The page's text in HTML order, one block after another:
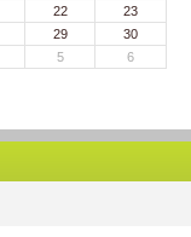
22
23
29
30
5 6